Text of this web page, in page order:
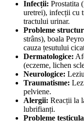
Infecții: Prostatita
uretrei), infecții cu
tractului urinar.
Probleme
strâns), boala
cauza țesutului
Dermatologice:
(eczeme, lichen
Neurologice:
Traumatisme:
pelviene.
Alergii: Reacții la
lubrifianți.
Probleme